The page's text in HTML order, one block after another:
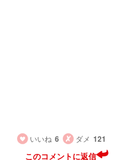
いいね 6 ダメ 121
このコメントに返信